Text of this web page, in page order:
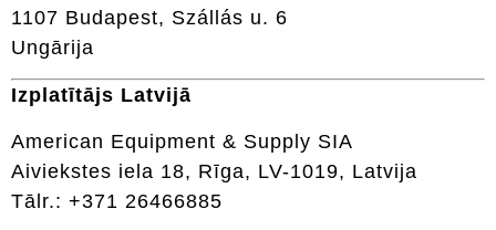
1107 Budapest, Szállás u. 6
Ungārija
Izplatītājs Latvijā
American Equipment & Supply SIA
Aiviekstes iela 18, Rīga, LV-1019, Latvija
Tālr.: +371 26466885